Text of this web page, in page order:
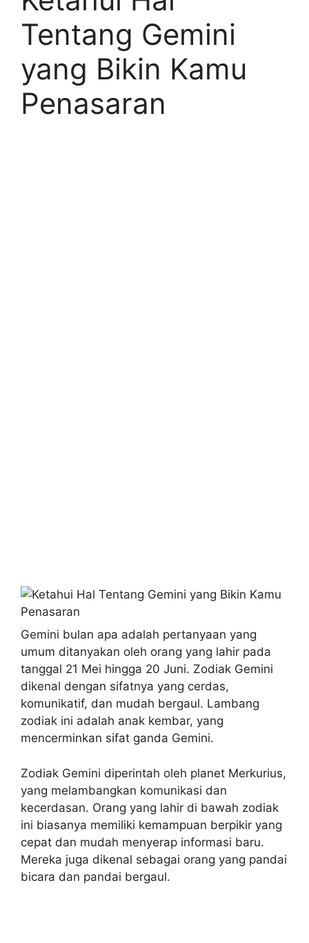
Tentang Gemini
yang Bikin Kamu
Penasaran
Gemini bulan apa adalah pertanyaan yang
umum ditanyakan oleh orang yang lahir pada
tanggal 21 Mei hingga 20 Juni. Zodiak Gemini
dikenal dengan sifatnya yang cerdas,
komunikatif, dan mudah bergaul. Lambang
zodiak ini adalah anak kembar, yang
mencerminkan sifat ganda Gemini.
Zodiak Gemini diperintah oleh planet Merkurius,
yang melambangkan komunikasi dan
kecerdasan. Orang yang lahir di bawah zodiak
ini biasanya memiliki kemampuan berpikir yang
cepat dan mudah menyerap informasi baru.
Mereka juga dikenal sebagai orang yang pandai
bicara dan pandai bergaul.